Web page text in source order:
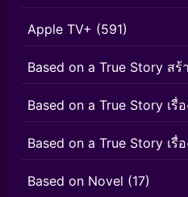
Apple TV+ (591)
Based on a True Story สร้
Based on a True Story เรื่อ
Based on a True Story เรื่อ
Based on Novel (17)